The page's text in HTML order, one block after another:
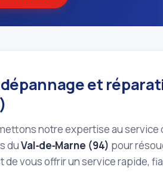
et
notre expertise au service
duVal‑de‑Marne (94) pour
vous offrir un service rapide,